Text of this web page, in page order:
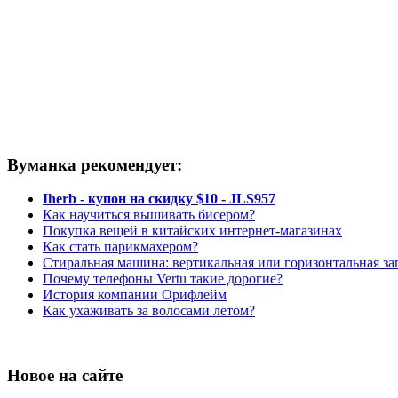
Вуманка рекомендует:
Iherb - купон на скидку $10 - JLS957
Как научиться вышивать бисером?
Покупка вещей в китайских интернет-магазинах
Как стать парикмахером?
Стиральная машина: вертикальная или горизонтальная
Почему телефоны Vertu такие дорогие?
История компании Орифлейм
Как ухаживать за волосами летом?
Новое на сайте